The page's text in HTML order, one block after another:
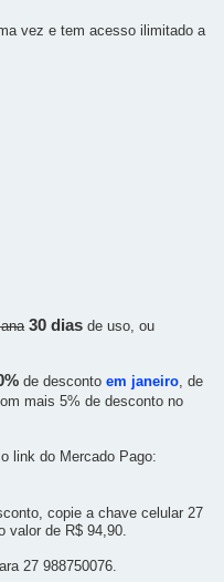
vez e tem acesso ilimitado a
30 dias de uso, ou
de desconto em janeiro, de
mais 5% de desconto no
link do Mercado Pago:
copie a chave celular 27
valor de R$ 94,90.
27 988750076.